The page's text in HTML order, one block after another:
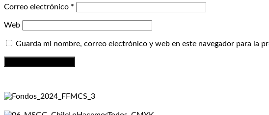
Correo electrónico *
Web
Guarda mi nombre, correo electrónico y web en este navegador para la